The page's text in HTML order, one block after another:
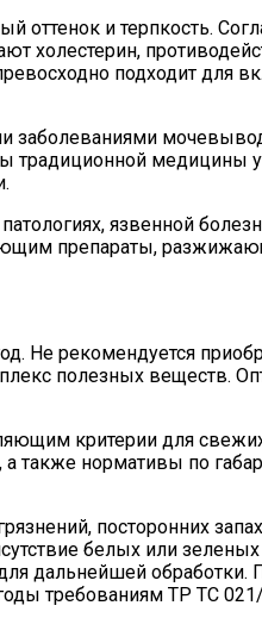
оттенок и терпкость.
холестерин,
подходит для
заболеваниями
традиционной медицины
язвенной
препараты,
Не рекомендуется
полезных веществ.
критерии для
а также нормативы по
посторонних
белых или
дальнейшей обработки.
требованиям ТР ТС